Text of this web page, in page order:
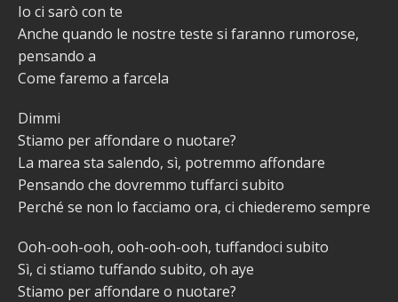
Io ci sarò con te
Anche quando le nostre teste si faranno rumorose,
pensando a
Come faremo a farcela
Dimmi
Stiamo per affondare o nuotare?
La marea sta salendo, sì, potremmo affondare
Pensando che dovremmo tuffarci subito
Perché se non lo facciamo ora, ci chiederemo sempre
Ooh-ooh-ooh, ooh-ooh-ooh, tuffandoci subito
Sì, ci stiamo tuffando subito, oh aye
Stiamo per affondare o nuotare?